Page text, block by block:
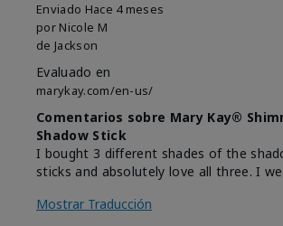
Enviado Hace 4 meses
por Nicole M
de Jackson
Evaluado en
marykay.com/en-us/
Comentarios sobre Mary Kay®
Shadow Stick
I bought 3 different shades of the
sticks and absolutely love all three. I
Mostrar Traducción